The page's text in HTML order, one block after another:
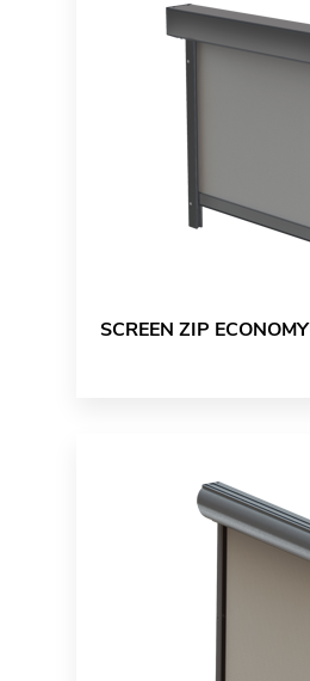
SCREEN ZIP ECONOMY